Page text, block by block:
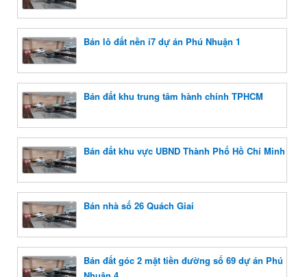
Bán lô đất nền i7 dự án Phú Nhuận 1
Bán đất khu trung tâm hành chính TPHCM
Bán đất khu vực UBND Thành Phố Hồ Chí Minh
Bán nhà số 26 Quách Giai
Bán đất góc 2 mặt tiền đường số 69 dự án Phú